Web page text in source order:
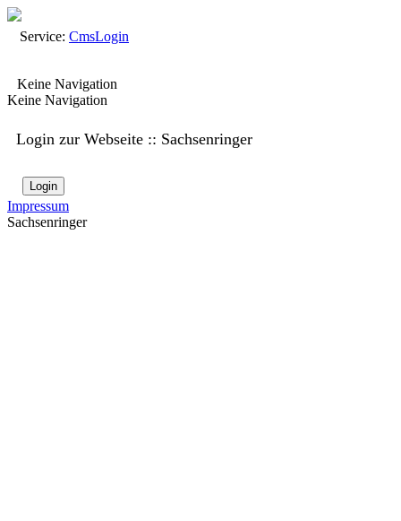
Keine Navigation
Service: CmsLogin
Keine Navigation
Login zur Webseite :: Sachsenringer
Login
Impressum
Sachsenringer